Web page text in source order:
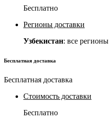
Бесплатно
Регионы доставки
Узбекистан: все регионы
Бесплатная доставка
Бесплатная доставка
Стоимость доставки
Бесплатно